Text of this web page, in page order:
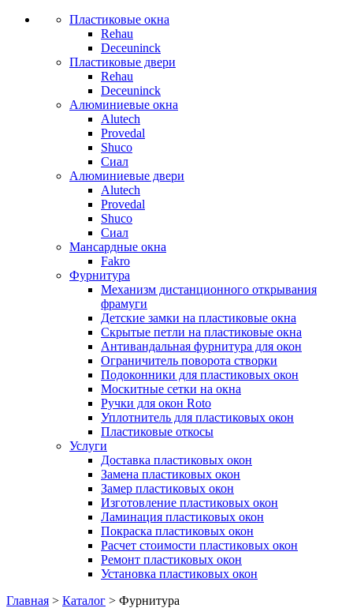
Пластиковые окна
Rehau
Deceuninck
Пластиковые двери
Rehau
Deceuninck
Алюминиевые окна
Alutech
Provedal
Shuco
Сиал
Алюминиевые двери
Alutech
Provedal
Shuco
Сиал
Мансардные окна
Fakro
Фурнитура
Механизм дистанционного открывания
фрамуги
Детские замки на пластиковые окна
Скрытые петли на пластиковые окна
Антивандальная фурнитура для окон
Ограничитель поворота створки
Подоконники для пластиковых окон
Москитные сетки на окна
Ручки для окон Roto
Уплотнитель для пластиковых окон
Пластиковые откосы
Услуги
Доставка пластиковых окон
Замена пластиковых окон
Замер пластиковых окон
Изготовление пластиковых окон
Ламинация пластиковых окон
Покраска пластиковых окон
Расчет стоимости пластиковых окон
Ремонт пластиковых окон
Установка пластиковых окон
Главная > Каталог > Фурнитура